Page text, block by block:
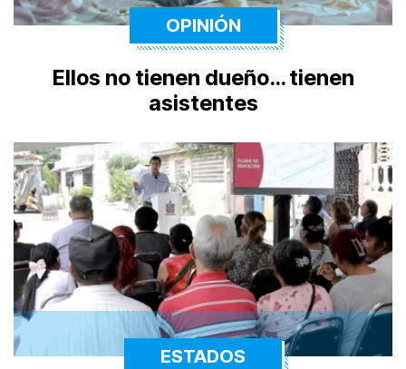
OPINIÓN
Ellos no tienen dueño… tienen
asistentes
ESTADOS